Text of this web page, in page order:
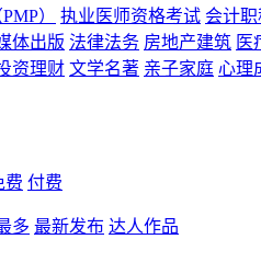
）
执业医师资格考试 会计
体出版 法律法务 房地产建筑 医
资理财 文学名著 亲子家庭 心理
费 付费
多 最新发布 达人作品